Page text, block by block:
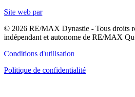
Site web par
© 2026 RE/MAX Dynastie - Tous droits
indépendant et autonome de RE/MAX
Conditions d'utilisation
Politique de confidentialité